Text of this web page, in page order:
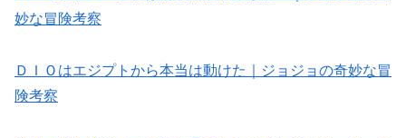
妙な冒険考察
ＤＩＯはエジプトから本当は動けた｜ジョジョの奇妙な冒
険考察